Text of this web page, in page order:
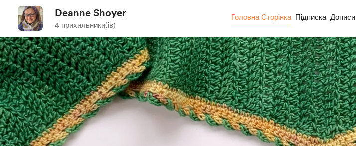
Deanne Shoyer
4 прихильники(ів)
Головна Сторінка Підписка Дописи